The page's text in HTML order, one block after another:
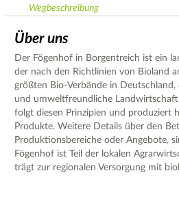
Wegbeschreibung
Über uns
Der Fögenhof in Borgentreich ist ein
der nach den Richtlinien von Bioland
größten Bio-Verbände in
und umweltfreundliche
folgt diesen Prinzipien und produziert
Produkte. Weitere Details über den
Produktionsbereiche oder Angebote,
Fögenhof ist Teil der lokalen
trägt zur regionalen Versorgung mit